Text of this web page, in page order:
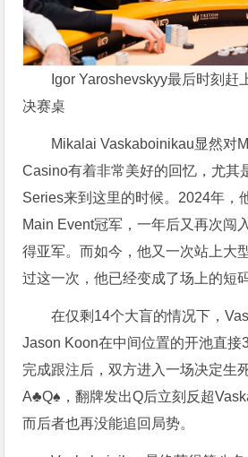
Igor Yaroshevskyy最后时刻赶
决赛桌
Mikalai Vaskaboinikau显然对
Casino有着非常美好的回忆，尤其
Series来到这里的时候。2024年，
Main Event冠军，一年后又再次闯
得亚军。而如今，他又一次站上大
过这一次，他已经变成了场上的短
在仅剩14个大盲的情况下，
Jason Koon在中间位置的开池直接
完成跟注后，双方进入一场决定生
A♣Q♠，翻牌发出Q后立刻反超
而后者也再没能追回局势。